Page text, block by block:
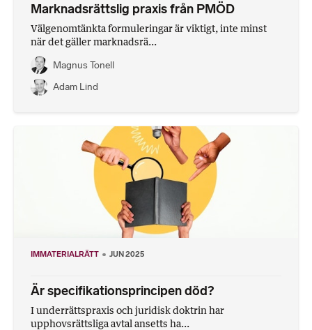
Marknadsrättslig praxis från PMÖD
Välgenomtänkta formuleringar är viktigt, inte minst
när det gäller marknadsrä...
Magnus Tonell
Adam Lind
IMMATERIALRÄTT JUN 2025
Är specifikationsprincipen död?
I underrättspraxis och juridisk doktrin har
upphovsrättsliga avtal ansetts ha...